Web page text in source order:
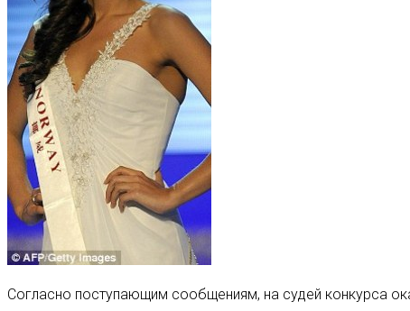
Согласно поступающим сообщениям, на судей конкурса